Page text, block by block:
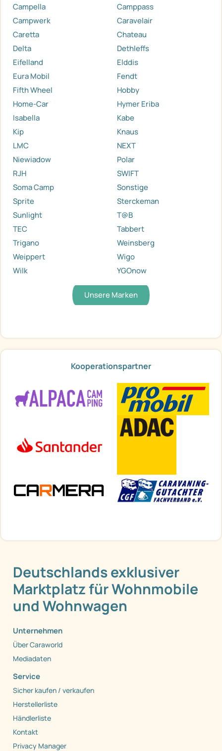
Campella
Camppass
Campwerk
Caravelair
Caretta
Chateau
Delta
Dethleffs
Eifelland
Elddis
Eura Mobil
Fendt
Fifth Wheel
Hobby
Home-Car
Hymer Eriba
Isabella
Kabe
Kip
Knaus
LMC
NEXT
Niewiadow
Polar
RJH
SWIFT
Soma Camp
Sonstige
Sprite
Sterckeman
Sunlight
T@B
TEC
Tabbert
Trigano
Weinsberg
Weippert
Wigo
Wilk
YGOnow
Unsere Marken
Kooperationspartner
Deutschlands exklusiver
Marktplatz für Wohnmobile
und Wohnwagen
Unternehmen
Über Caraworld
Mediadaten
Service
Sicher kaufen / verkaufen
Herstellerliste
Händlerliste
Kontakt
Privacy Manager